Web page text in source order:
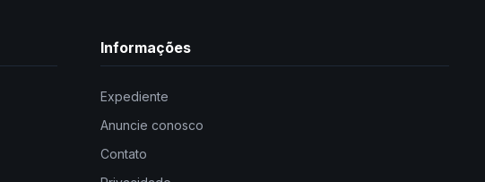
Informações
Expediente
Anuncie conosco
Contato